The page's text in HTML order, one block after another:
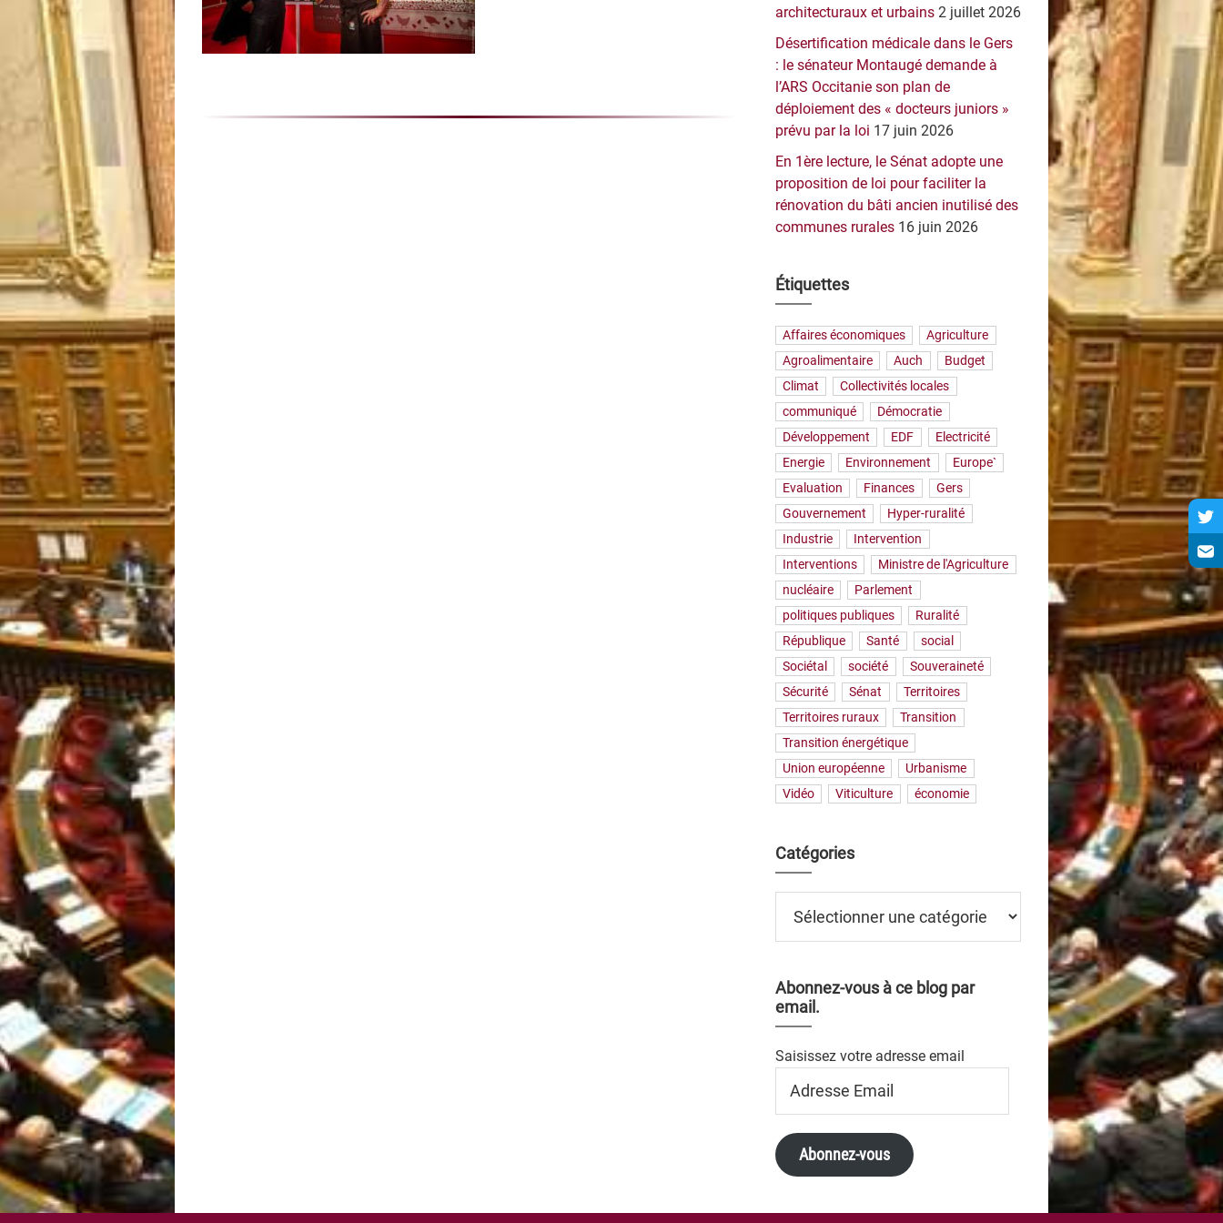
architecturaux et urbains 2 juillet 2026
Désertification médicale dans le Gers
: le sénateur Montaugé demande à
l’ARS Occitanie son plan de
déploiement des « docteurs juniors »
prévu par la loi 17 juin 2026
En 1ère lecture, le Sénat adopte une
proposition de loi pour faciliter la
rénovation du bâti ancien inutilisé des
communes rurales 16 juin 2026
Étiquettes
Affaires économiques
Agriculture
Agroalimentaire
Auch
Budget
Climat
Collectivités locales
communiqué
Démocratie
Développement
EDF
Electricité
Energie
Environnement
Europe`
Evaluation
Finances
Gers
Gouvernement
Hyper-ruralité
Industrie
Intervention
Interventions
Ministre de l'Agriculture
nucléaire
Parlement
politiques publiques
Ruralité
République
Santé
social
Sociétal
société
Souveraineté
Sécurité
Sénat
Territoires
Territoires ruraux
Transition
Transition énergétique
Union européenne
Urbanisme
Vidéo
Viticulture économie
Catégories
Abonnez-vous à ce blog par
email.
Saisissez votre adresse email
Email
Abonnez-vous